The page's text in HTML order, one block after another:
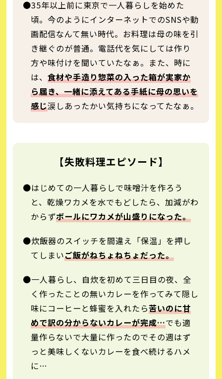
●35年以上前に東京で一人暮らしを始めた
頃。今のようにインターネットでのSNSや動
画配信なんて無い時代。お料理は母の味を引
き継ぐのが普通。電話代を気にしては作り
方や味付けを聞いていたなぁ。また、時に
は、食材や手造り惣菜の入った箱が実家か
ら届き、一緒に添えてある手紙に母の思いを
感じ涙しあったかい気持ちになってたなぁ。
【失敗料理エピソード】
●はじめての一人暮らしで味噌汁を作ろう
と、乾燥ワカメを水でもどしたら、加減がわ
からずボールにワカメが山盛りになった。
●炊飯器のスイッチを間違え「保温」を押し
てしまいご飯がねちょねちょだった。
●一人暮らし、自炊を初めて三日目の夜、全
く作ったことの無いカレーを作ってみて隠し
味にコーヒーと蜂蜜を入れたら苦いのに甘
めで訳の分からないカレーが完成…でも適
量作らないで大量に作ったのでその週はず
っと美味しくないカレーを食べ続けるハメ
に…